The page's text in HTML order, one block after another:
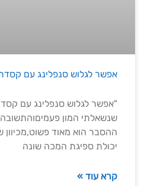
אפשר לגלוש סנפלינג עם
"אפשר לגלוש סנפלינג עם
שנשאלתי המון
ההסבר הוא מאוד פשוט,מכיוון
יכולת ספיגת המכה שונה
קרא עוד »